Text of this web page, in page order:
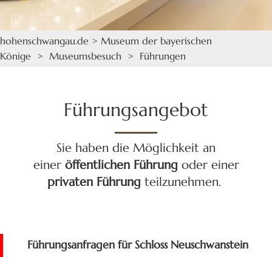
hohenschwangau.de > Museum der bayerischen
Könige > Museumsbesuch > Führungen
Führungsangebot
Sie haben die Möglichkeit an
einer öffentlichen Führungoder einer
privaten Führung teilzunehmen.
Führungsanfragen für Schloss Neuschwanstein